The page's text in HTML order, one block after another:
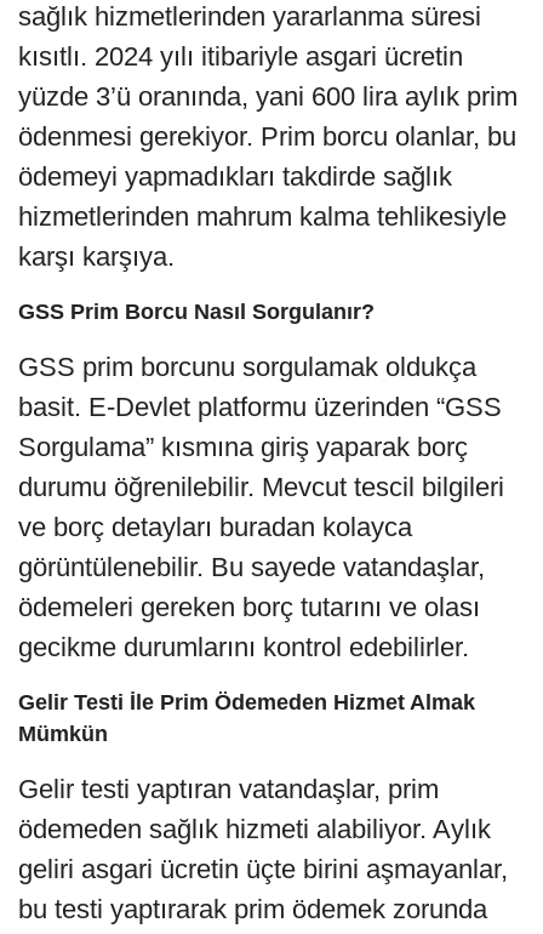
sağlık hizmetlerinden yararlanma süresi
kısıtlı. 2024 yılı itibariyle asgari ücretin
yüzde 3’ü oranında, yani 600 lira aylık prim
ödenmesi gerekiyor. Prim borcu olanlar, bu
ödemeyi yapmadıkları takdirde sağlık
hizmetlerinden mahrum kalma tehlikesiyle
karşı karşıya.
GSS Prim Borcu Nasıl Sorgulanır?
GSS prim borcunu sorgulamak oldukça
basit. E-Devlet platformu üzerinden “GSS
Sorgulama” kısmına giriş yaparak borç
durumu öğrenilebilir. Mevcut tescil bilgileri
ve borç detayları buradan kolayca
görüntülenebilir. Bu sayede vatandaşlar,
ödemeleri gereken borç tutarını ve olası
gecikme durumlarını kontrol edebilirler.
Gelir Testi İle Prim Ödemeden Hizmet Almak
Mümkün
Gelir testi yaptıran vatandaşlar, prim
ödemeden sağlık hizmeti alabiliyor. Aylık
geliri asgari ücretin üçte birini aşmayanlar,
bu testi yaptırarak prim ödemek zorunda